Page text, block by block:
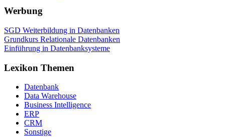
Werbung
SGD Weiterbildung in Datenbanken
Grundkurs Relationale Datenbanken
Einführung in Datenbanksysteme
Lexikon Themen
Datenbank
Data Warehouse
Business Intelligence
ERP
CRM
Sonstige